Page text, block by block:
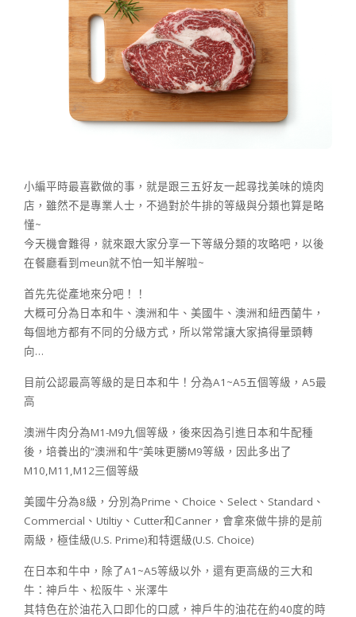
小編平時最喜歡做的事，就是跟三五好友一起尋找美味的燒肉
店，雖然不是專業人士，不過對於牛排的等級與分類也算是略
懂~
今天機會難得，就來跟大家分享一下等級分類的攻略吧，以後
在餐廳看到meun就不怕一知半解啦~
首先先從產地來分吧！！
大概可分為日本和牛、澳洲和牛、美國牛、澳洲和紐西蘭牛，
每個地方都有不同的分級方式，所以常常讓大家搞得暈頭轉
向…
目前公認最高等級的是日本和牛！分為A1~A5五個等級，A5最
高
澳洲牛肉分為M1-M9九個等級，後來因為引進日本和牛配種
後，培養出的”澳洲和牛”美味更勝M9等級，因此多出了
M10,M11,M12三個等級
美國牛分為8級，分別為Prime、Choice、Select、Standard、
Commercial、Utiltiy、Cutter和Canner，會拿來做牛排的是前
兩級，極佳級(U.S. Prime)和特選級(U.S. Choice)
在日本和牛中，除了A1~A5等級以外，還有更高級的三大和
牛：神戶牛、松阪牛、米澤牛
其特色在於油花入口即化的口感，神戶牛的油花在約40度的時